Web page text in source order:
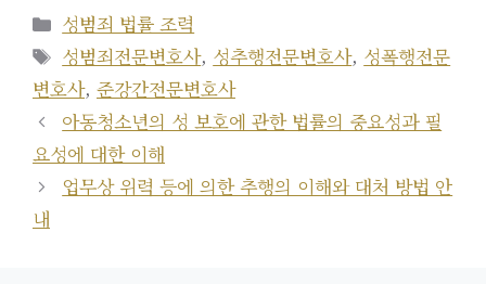
카
테
고
리
성범죄 법률 조력
태
그
성범죄전문변호사, 성추행전문변호사, 성폭행전문
변호사, 준강간전문변호사
아동청소년의 성 보호에 관한 법률의 중요성과 필
요성에 대한 이해
업무상 위력 등에 의한 추행의 이해와 대처 방법 안
내